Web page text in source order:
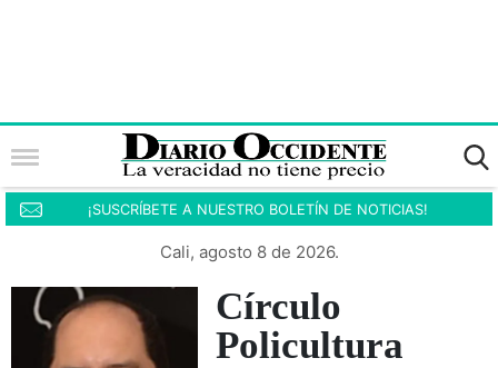
¡SUSCRÍBETE A NUESTRO BOLETÍN DE NOTICIAS!
Cali, agosto 8 de 2026.
Círculo
Policultura